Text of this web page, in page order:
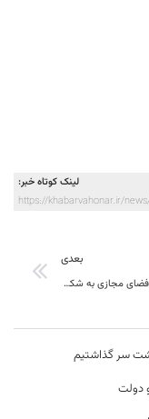
لینک کوتاه خبر:
https://khabarvahonar.ir/
بعدی
باید از ظرفیت فضای مجازی به شکل صحیح و مطلوب استفاده گردد
سر گذاشتیم
دولت